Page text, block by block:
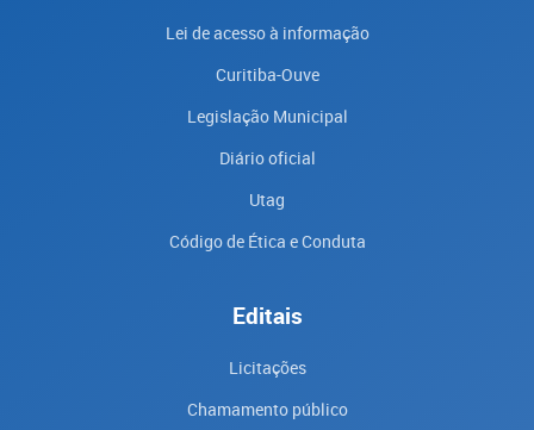
Lei de acesso à informação
Curitiba-Ouve
Legislação Municipal
Diário oficial
Utag
Código de Ética e Conduta
Editais
Licitações
Chamamento público